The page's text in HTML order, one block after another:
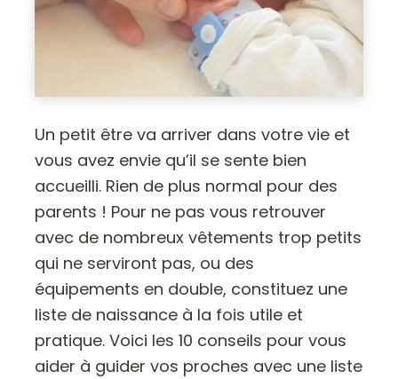
Un petit être va arriver dans votre vie et
vous avez envie qu’il se sente bien
accueilli. Rien de plus normal pour des
parents ! Pour ne pas vous retrouver
avec de nombreux vêtements trop petits
qui ne serviront pas, ou des
équipements en double, constituez une
liste de naissance à la fois utile et
pratique. Voici les 10 conseils pour vous
aider à guider vos proches avec une liste